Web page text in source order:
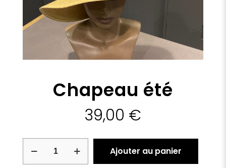
Chapeau été
39,00 €
Ajouter au panier